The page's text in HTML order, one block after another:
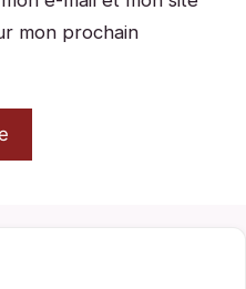
mon prochain